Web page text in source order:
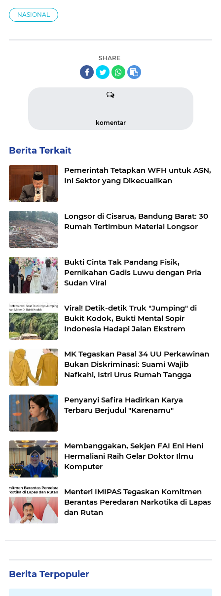
NASIONAL
SHARE
komentar
Berita Terkait
Pemerintah Tetapkan WFH untuk ASN,
Ini Sektor yang Dikecualikan
Longsor di Cisarua, Bandung Barat: 30
Rumah Tertimbun Material Longsor
Bukti Cinta Tak Pandang Fisik,
Pernikahan Gadis Luwu dengan Pria
Sudan Viral
Viral! Detik-detik Truk "Jumping" di
Bukit Kodok, Bukti Mental Sopir
Indonesia Hadapi Jalan Ekstrem
MK Tegaskan Pasal 34 UU Perkawinan
Bukan Diskriminasi: Suami Wajib
Nafkahi, Istri Urus Rumah Tangga
Penyanyi Safira Hadirkan Karya
Terbaru Berjudul "Karenamu"
Membanggakan, Sekjen FAI Eni Heni
Hermaliani Raih Gelar Doktor Ilmu
Komputer
Menteri IMIPAS Tegaskan Komitmen
Berantas Peredaran Narkotika di Lapas
dan Rutan
Berita Terpopuler